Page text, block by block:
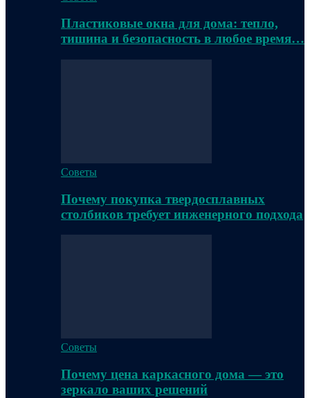
Пластиковые окна для дома: тепло,
тишина и безопасность в любое время…
Советы
Почему покупка твердосплавных
столбиков требует инженерного подхода
Советы
Почему цена каркасного дома — это
зеркало ваших решений